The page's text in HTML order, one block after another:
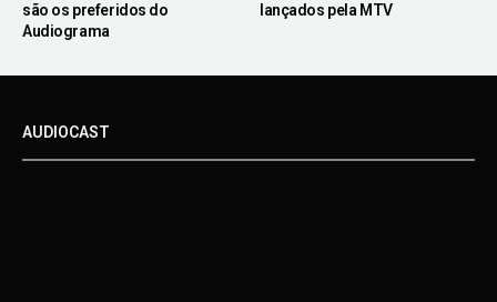
são os preferidos do
Audiograma
lançados pela MTV
AUDIOCAST